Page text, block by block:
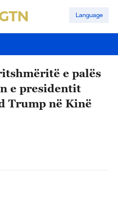
Language
e palës
e presidentit
Trump në Kinë